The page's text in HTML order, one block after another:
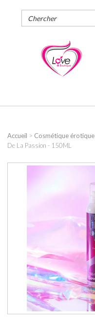
Accueil > Cosmétique érotique
De La Passion - 150ML